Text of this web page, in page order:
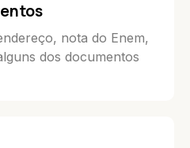
nota do Enem,
dos documentos